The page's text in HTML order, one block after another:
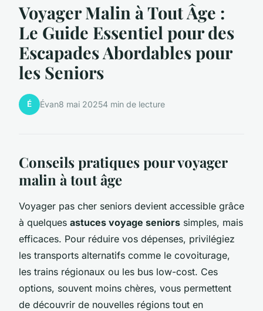
Voyager Malin à Tout Âge :
Le Guide Essentiel pour des
Escapades Abordables pour
les Seniors
É Évan8 mai 20254 min de lecture
Conseils pratiques pour voyager
malin à tout âge
Voyager pas cher seniors devient accessible grâce
à quelques astuces voyage seniors simples, mais
efficaces. Pour réduire vos dépenses, privilégiez
les transports alternatifs comme le covoiturage,
les trains régionaux ou les bus low-cost. Ces
options, souvent moins chères, vous permettent
de découvrir de nouvelles régions tout en